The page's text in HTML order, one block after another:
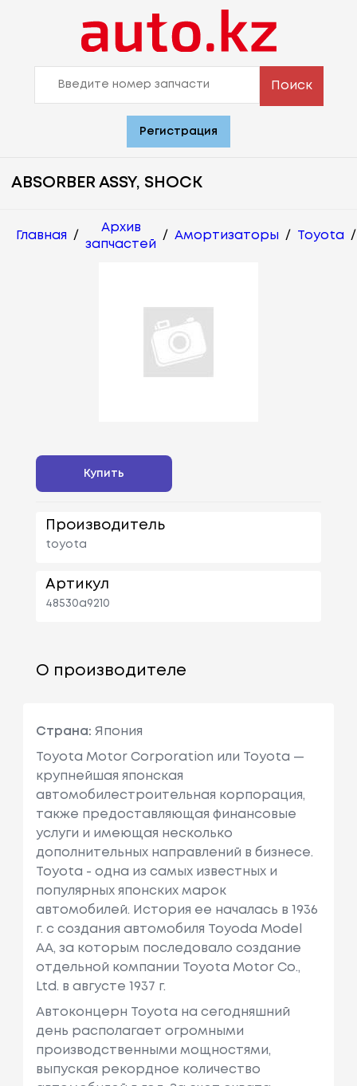
Поиск
Регистрация
ABSORBER ASSY, SHOCK
Главная /
Архив
запчастей
/ Амортизаторы / Toyota /
Купить
Производитель
toyota
Артикул
48530a9210
О производителе
Страна: Япония
Toyota Motor Corporation или Toyota —
крупнейшая японская
автомобилестроительная корпорация,
также предоставляющая финансовые
услуги и имеющая несколько
дополнительных направлений в бизнесе.
Toyota - одна из самых известных и
популярных японских марок
автомобилей. История ее началась в 1936
г. с создания автомобиля Toyoda Model
AA, за которым последовало создание
отдельной компании Toyota Motor Co.,
Ltd. в августе 1937 г.
Автоконцерн Toyota на сегодняшний
день располагает огромными
производственными мощностями,
выпуская рекордное количество